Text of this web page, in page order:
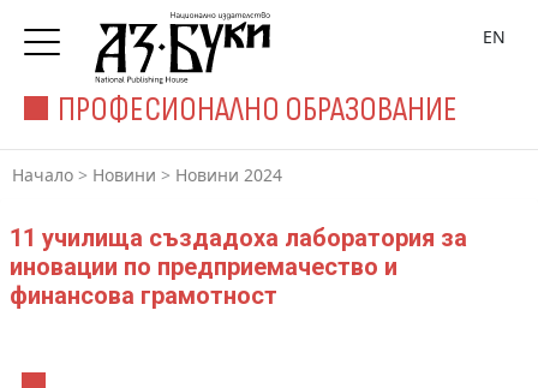
ПРОФЕСИОНАЛНО ОБРАЗОВАНИЕ
EN
Начало > Новини > Новини 2024
11 училища създадоха лаборатория за
иновации по предприемачество и
финансова грамотност